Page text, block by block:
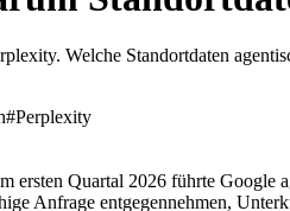
Welche Standortdaten
#Perplexity
ersten Quartal 2026 führte
Anfrage entgegennehmen,